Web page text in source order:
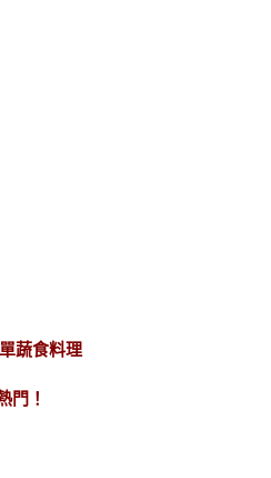
蔬食料理
門！